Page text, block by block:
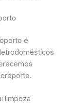
é
limpeza